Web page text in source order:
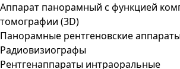
Аппарат панорамный с функцией
томографии (3D)
Панорамные рентгеновские
Радиовизиографы
Рентгенаппараты интраоральные